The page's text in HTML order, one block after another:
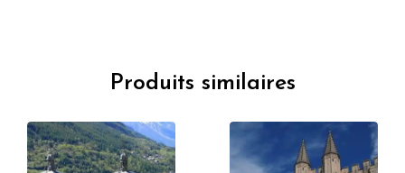
Produits similaires